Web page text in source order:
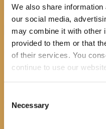
We also share
our social media,
may combine it with other
provided to them or that
of their services. You
continue to use our
Selection
Necessary
Search
Promocija zbirke pjesama "Iz
Bartulović